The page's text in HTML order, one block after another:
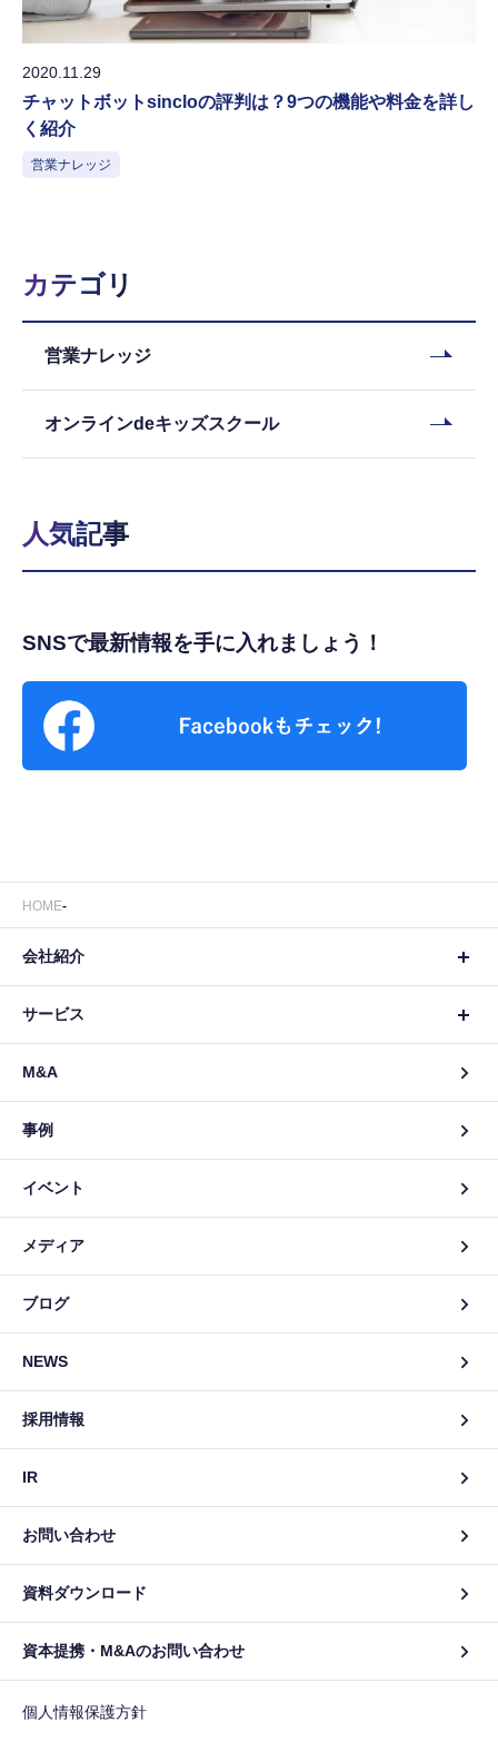
2020.11.29
チャットボットsincloの評判は？9つの機能や料金を詳し
く紹介
営業ナレッジ
カテゴリ
営業ナレッジ
オンラインdeキッズスクール
人気記事
SNSで最新情報を手に入れましょう！
HOME
会社紹介
サービス
M&A
事例
イベント
メディア
ブログ
NEWS
採用情報
IR
お問い合わせ
資料ダウンロード
資本提携・M&Aのお問い合わせ
個人情報保護方針